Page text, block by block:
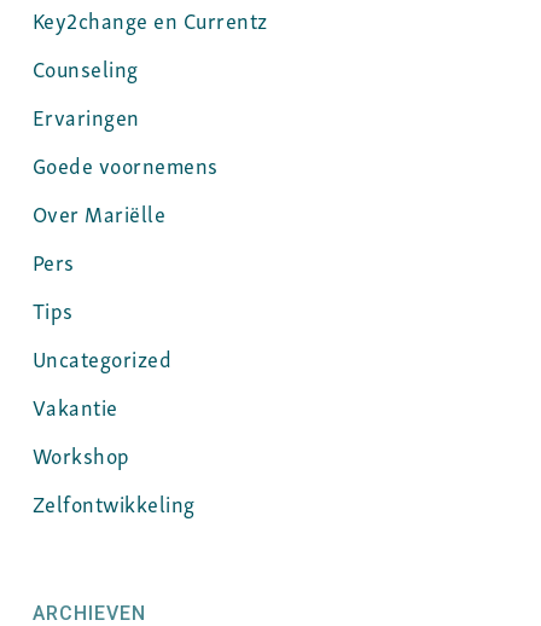
Key2change en Currentz
Counseling
Ervaringen
Goede voornemens
Over Mariëlle
Pers
Tips
Uncategorized
Vakantie
Workshop
Zelfontwikkeling
ARCHIEVEN